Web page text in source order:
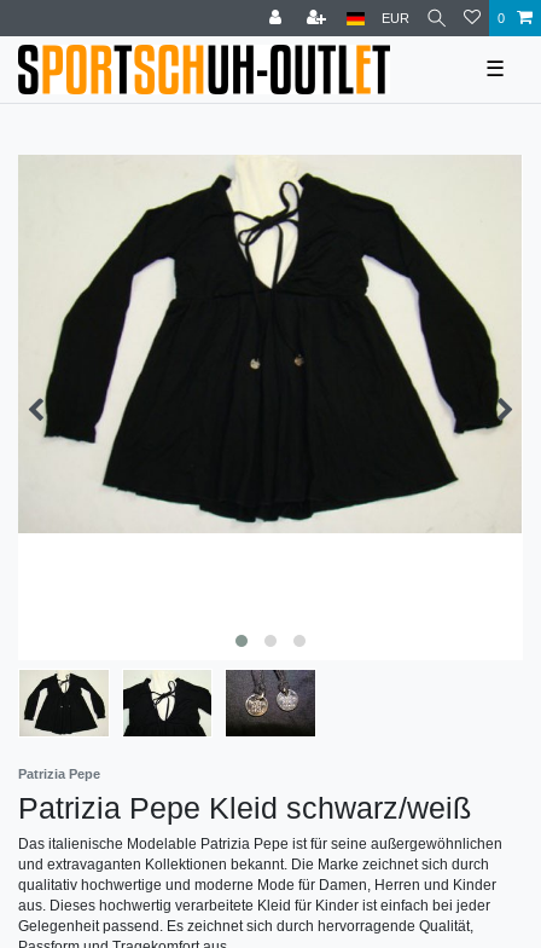
EUR 0
☰
Patrizia Pepe
Patrizia Pepe Kleid schwarz/weiß
Das italienische Modelable Patrizia Pepe ist für seine außergewöhnlichen
und extravaganten Kollektionen bekannt. Die Marke zeichnet sich durch
qualitativ hochwertige und moderne Mode für Damen, Herren und Kinder
aus. Dieses hochwertig verarbeitete Kleid für Kinder ist einfach bei jeder
Gelegenheit passend. Es zeichnet sich durch hervorragende Qualität,